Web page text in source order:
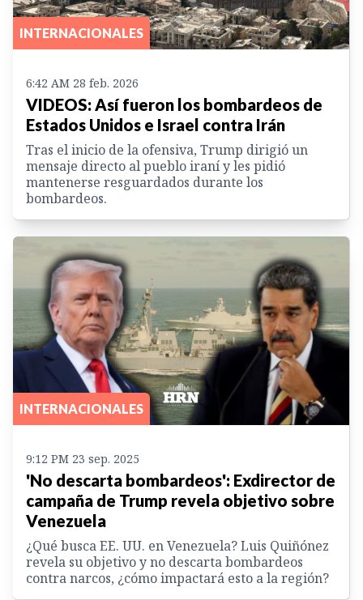
INTERNACIONALES
6:42 AM 28 feb. 2026
VIDEOS: Así fueron los bombardeos de
Estados Unidos e Israel contra Irán
Tras el inicio de la ofensiva, Trump dirigió un
mensaje directo al pueblo iraní y les pidió
mantenerse resguardados durante los
bombardeos.
INTERNACIONALES
9:12 PM 23 sep. 2025
'No descarta bombardeos': Exdirector de
campaña de Trump revela objetivo sobre
Venezuela
¿Qué busca EE. UU. en Venezuela? Luis Quiñónez
revela su objetivo y no descarta bombardeos
contra narcos, ¿cómo impactará esto a la región?